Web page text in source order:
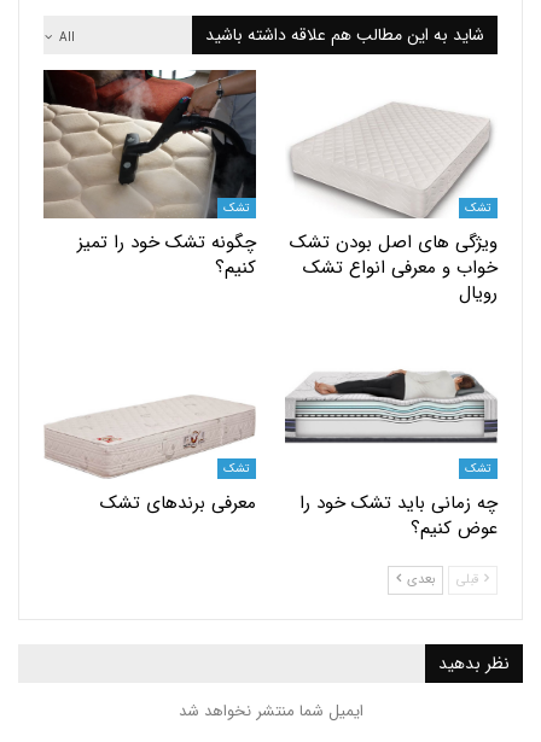
به این مطالب هم علاقه داشته باشید
های اصل بودن تشک
و معرفی انواع تشک
چگونه تشک خود را تمیز
کنیم؟
باید تشک خود را
معرفی برندهای تشک
بعدی
ایمیل شما منتشر نخواهد شد